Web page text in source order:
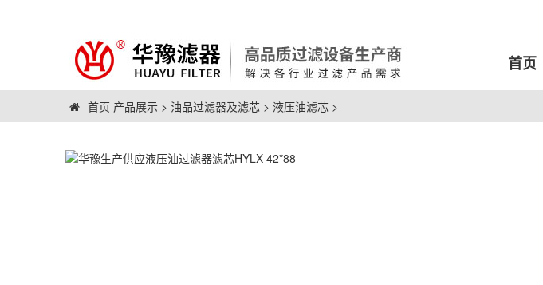
首页
首页 产品展示 > 油品过滤器及滤芯 > 液压油滤芯 >